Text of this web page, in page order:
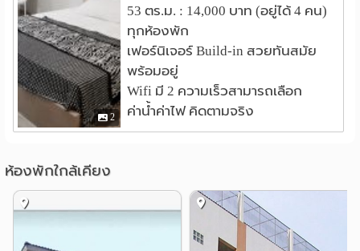
2
53 ตร.ม. : 14,000 บาท (อยู่ได้ 4 คน)
ทุกห้องพัก
เฟอร์นิเจอร์ Build-in สวยทันสมัย
พร้อมอยู่
Wifi มี 2 ความเร็วสามารถเลือก
ค่าน้ำค่าไฟ คิดตามจริง
ห้องพักใกล้เคียง